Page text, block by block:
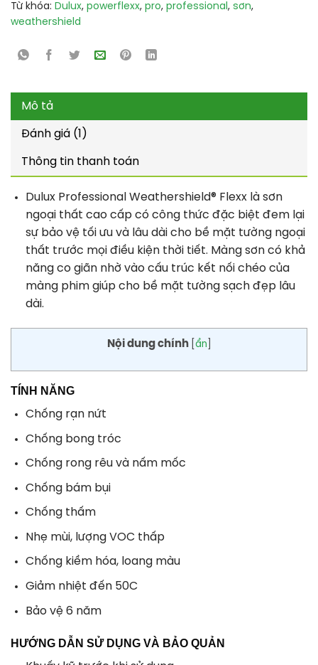
Từ khóa: Dulux, powerflexx, pro, professional , sơn,
weathershield
Mô tả
Đánh giá (1)
Thông tin thanh toán
Dulux Professional Weathershield® Flexx là sơn
ngoại thất cao cấp có công thức đặc biệt đem lại
sự bảo vệ tối ưu và lâu dài cho bề mặt tường ngoại
thất trước mọi điều kiện thời tiết. Màng sơn có khả
năng co giãn nhờ vào cấu trúc kết nối chéo của
màng phim giúp cho bề mặt tường sạch đẹp lâu
dài.
Nội dung chính ẩn
TÍNH NĂNG
Chống rạn nứt
Chống bong tróc
Chống rong rêu và nấm mốc
Chống bám bụi
Chống thấm
Nhẹ mùi, lượng VOC thấp
Chống kiềm hóa, loang màu
Giảm nhiệt đến 50C
Bảo vệ 6 năm
HƯỚNG DẪN SỬ DỤNG VÀ BẢO QUẢN